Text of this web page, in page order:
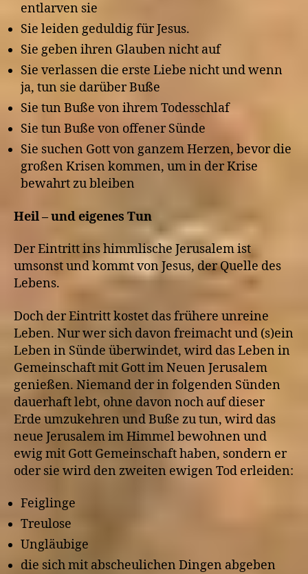
entlarven sie
Sie leiden geduldig für Jesus.
Sie geben ihren Glauben nicht auf
Sie verlassen die erste Liebe nicht und wenn
ja, tun sie darüber Buße
Sie tun Buße von ihrem Todesschlaf
Sie tun Buße von offener Sünde
Sie suchen Gott von ganzem Herzen, bevor die
großen Krisen kommen, um in der Krise
bewahrt zu bleiben
Heil – und eigenes Tun
Der Eintritt ins himmlische Jerusalem ist
umsonst und kommt von Jesus, der Quelle des
Lebens.
Doch der Eintritt kostet das frühere unreine
Leben. Nur wer sich davon freimacht und (s)ein
Leben in Sünde überwindet, wird das Leben in
Gemeinschaft mit Gott im Neuen Jerusalem
genießen. Niemand der in folgenden Sünden
dauerhaft lebt, ohne davon noch auf dieser
Erde umzukehren und Buße zu tun, wird das
neue Jerusalem im Himmel bewohnen und
ewig mit Gott Gemeinschaft haben, sondern er
oder sie wird den zweiten ewigen Tod erleiden:
Feiglinge
Treulose
Ungläubige
die sich mit abscheulichen Dingen abgeben